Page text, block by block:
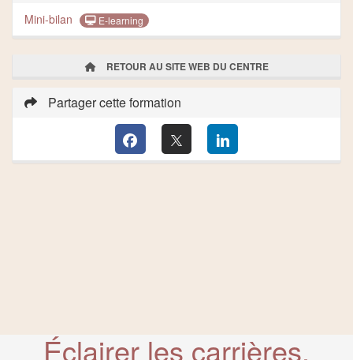
Mini-bilan E-learning
RETOUR AU SITE WEB DU CENTRE
Partager cette formation
Éclairer les carrières,